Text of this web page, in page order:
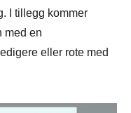
I tillegg kommer
med en
eller rote med